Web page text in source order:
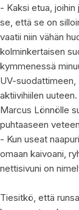
- Kaksi etua, joihin
se, että se on
vaatii niin vähän
kolminkertaisen
kymmenessä
UV-suodattimeen,
aktiivihiilen uuteen.
Marcus Lönnölle
puhtaaseen
- Kun useat
omaan kaivoani,
nettisivuni on
Tiesitkö, että